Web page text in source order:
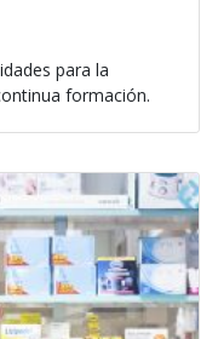
para la
formación.